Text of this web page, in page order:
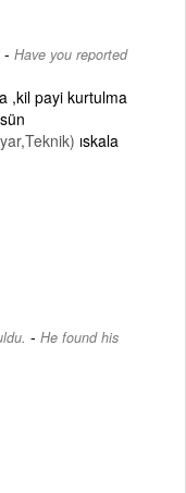
- Have you reported
,kil payi kurtulma
ıskala
- He found his